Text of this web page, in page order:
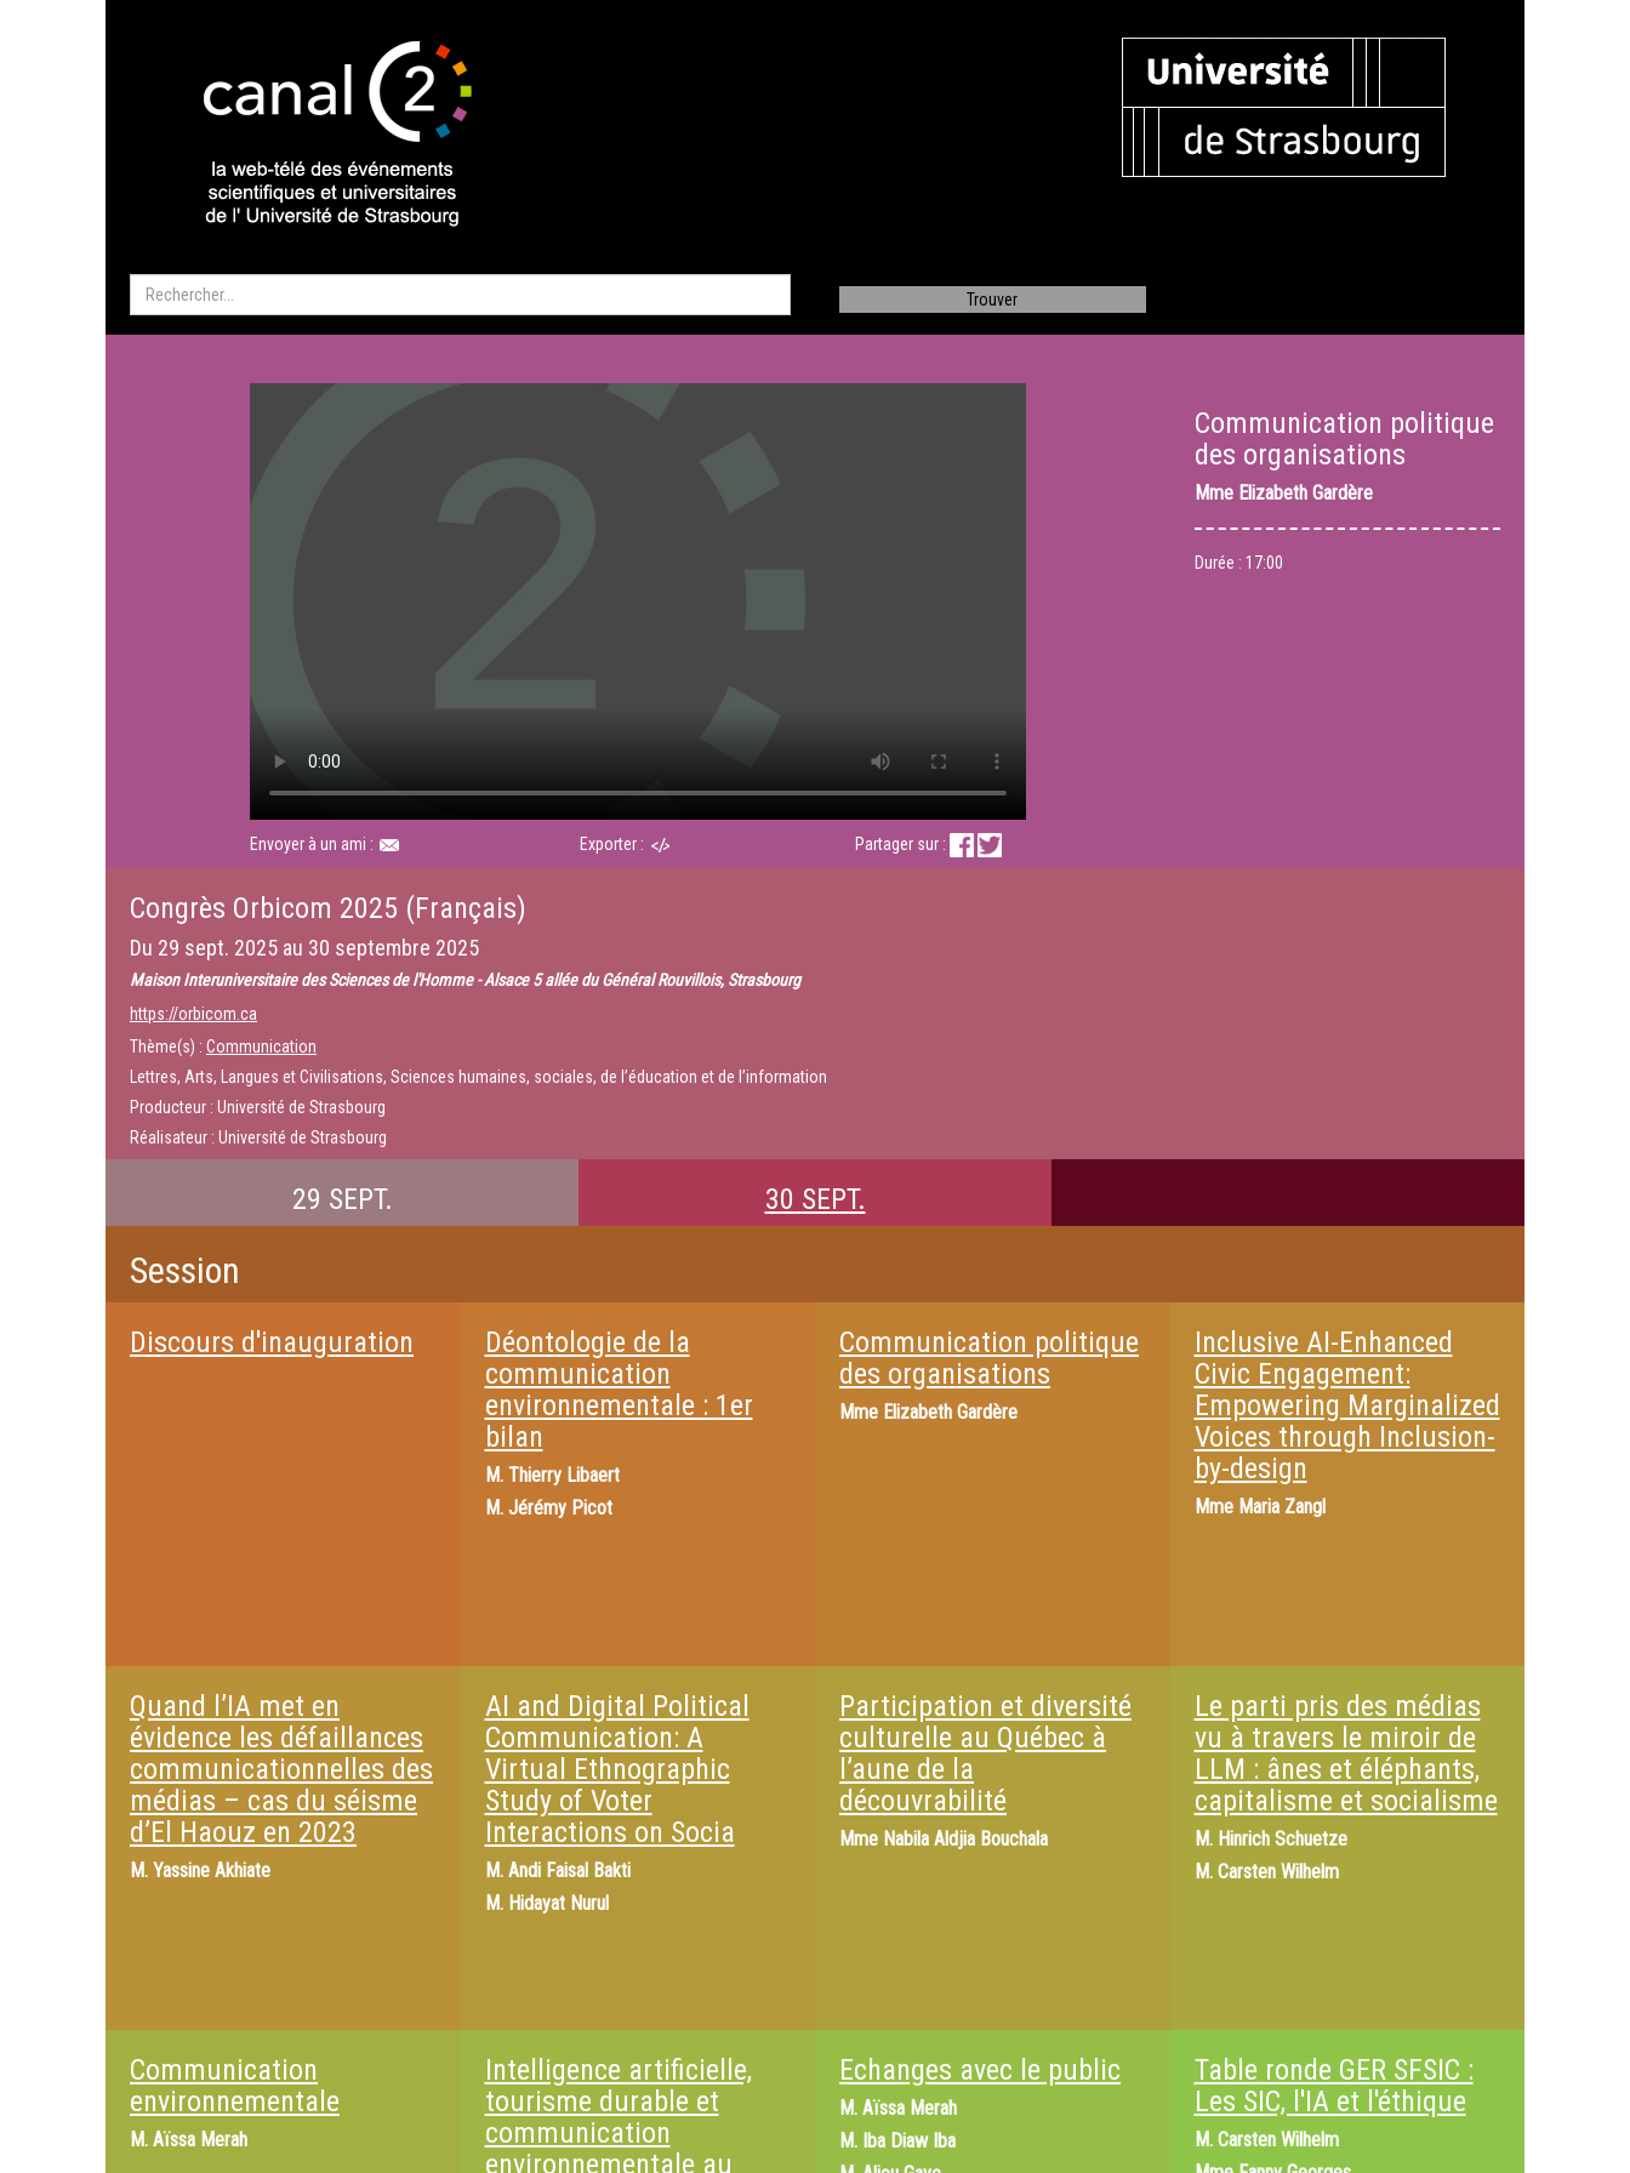
Envoyer à un ami : Exporter : Partager sur :
Communication politique
des organisations
Mme Elizabeth Gardère
Durée : 17:00
Congrès Orbicom 2025 (Français)
Du 29 sept. 2025 au 30 septembre 2025
Maison Interuniversitaire des Sciences de l'Homme - Alsace 5 allée du Général Rouvillois, Strasbourg
https://orbicom.ca
Thème(s) : Communication
Lettres, Arts, Langues et Civilisations, Sciences humaines, sociales, de l’éducation et de l’information
Producteur : Université de Strasbourg
Réalisateur : Université de Strasbourg
29 SEPT. 30 SEPT.
Session
Discours d'inauguration
Déontologie de la
communication
environnementale : 1er
bilan
M. Thierry Libaert
M. Jérémy Picot
Communication politique
des organisations
Mme Elizabeth Gardère
Inclusive AI-Enhanced
Civic Engagement:
Empowering Marginalized
Voices through Inclusion-
by-design
Mme Maria Zangl
Quand l’IA met en
évidence les défaillances
communicationnelles des
médias – cas du séisme
d’El Haouz en 2023
M. Yassine Akhiate
AI and Digital Political
Communication: A
Virtual Ethnographic
Study of Voter
Interactions on Socia
M. Andi Faisal Bakti
M. Hidayat Nurul
Participation et diversité
culturelle au Québec à
l’aune de la
découvrabilité
Mme Nabila Aldjia Bouchala
Le parti pris des médias
vu à travers le miroir de
LLM : ânes et éléphants,
capitalisme et socialisme
M. Hinrich Schuetze
M. Carsten Wilhelm
Communication
environnementale
M. Aïssa Merah
Intelligence artificielle,
tourisme durable et
communication
environnementale au
Echanges avec le public
M. Aïssa Merah
M. Iba Diaw Iba
Table ronde GER SFSIC :
Les SIC, l'IA et l'éthique
M. Carsten Wilhelm